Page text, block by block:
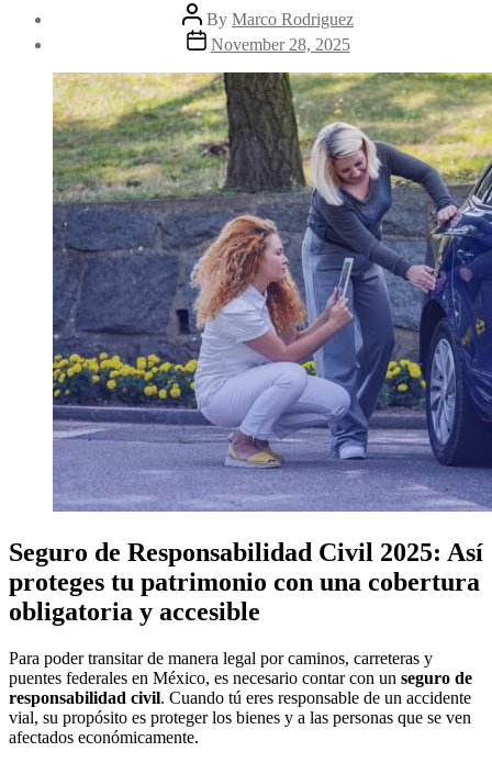
Post
author
By Marco Rodriguez
Post
date
November 28, 2025
Seguro de Responsabilidad Civil 2025: Así
proteges tu patrimonio con una cobertura
obligatoria y accesible
Para poder transitar de manera legal por caminos, carreteras y
puentes federales en México, es necesario contar con un seguro de
responsabilidad civil. Cuando tú eres responsable de un accidente
vial, su propósito es proteger los bienes y a las personas que se ven
afectados económicamente.